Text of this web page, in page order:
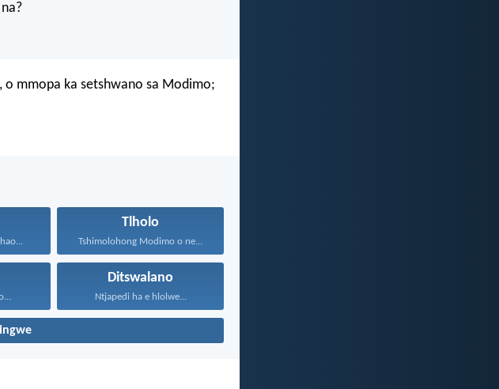
mmopa ka setshwano sa Modimo;
Tlholo
Tshimolohong Modimo o ne...
Ditswalano
Ntjapedi ha e hlolwe...